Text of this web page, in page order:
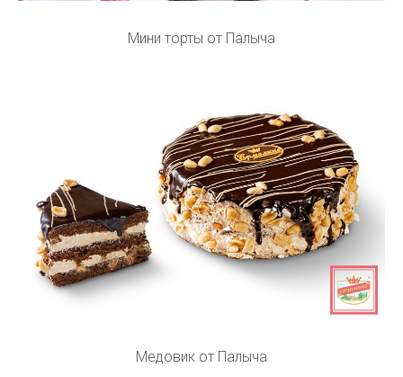
Мини торты от Палыча
Медовик от Палыча